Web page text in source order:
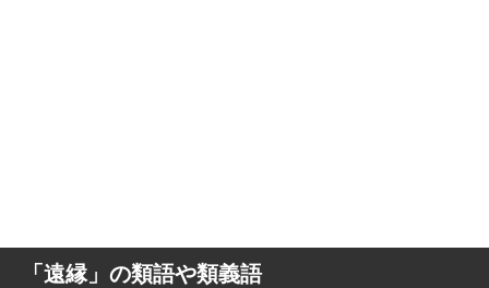
「遠縁」の類語や類義語